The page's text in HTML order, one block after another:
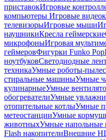
приставокИгровые
компьютеры Игровые
телевизорыИгровые мыши
наушникиКресла геймерские
микрофоныИгровая
геймеровФигурки Funko Pop
ноутбуковСветодиодные
техникаУмные роботы-
стиральные машиныУмные
кулинарныеУмные
обогревателиУмные
отопительные котлыУмные
метеостанцииУмные
животныхУмные напольные
Flash накопителиВнешние